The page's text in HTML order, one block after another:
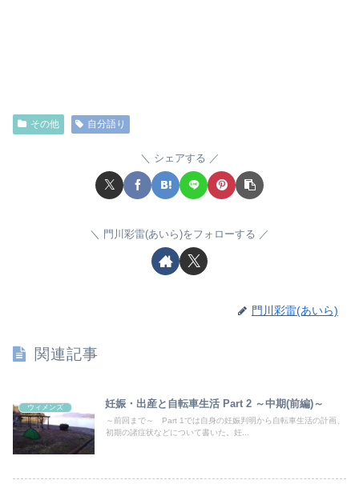
その他 自分語り
シェアする
門川彩雷(あいら)をフォローする
門川彩雷(あいら)
関連記事
ウィメンズ 妊娠・出産と自転車生活 Part 2 ～中期(前編)～
～前回まで～ Part 1では自身の妊娠判明から自転車生活の計画、
初期の諸症状などについて書いた。妊...